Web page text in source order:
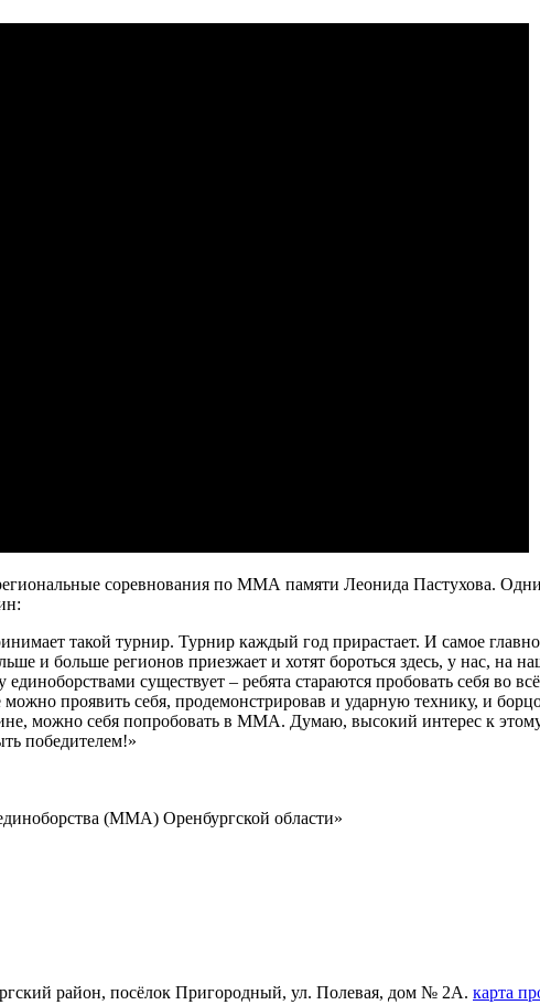
соревнования по ММА памяти Леонида Пастухова.
такой турнир. Турнир каждый год прирастает. И самое
и больше регионов приезжает и хотят бороться здесь, у нас, на
существует – ребята стараются пробовать себя во
можно проявить себя, продемонстрировав и ударную технику, и
можно себя попробовать в ММА. Думаю, высокий интерес к
победителем!»
(ММА) Оренбургской области»
район, посёлок Пригородный, ул. Полевая, дом № 2А. карта